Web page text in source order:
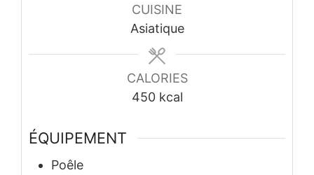
CUISINE
Asiatique
CALORIES
450 kcal
ÉQUIPEMENT
Poêle